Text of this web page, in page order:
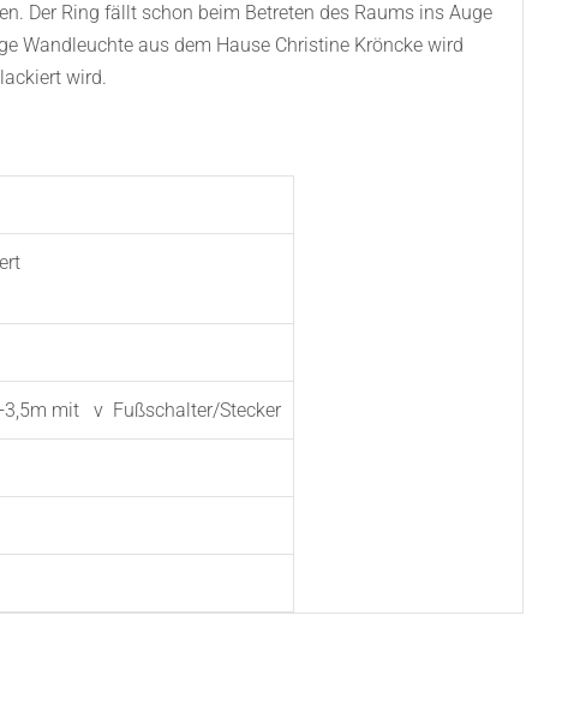
Der Ring fällt schon beim Betreten des Raums ins Auge
Wandleuchte aus dem Hause Christine Kröncke wird
wird.
mit v Fußschalter/Stecker